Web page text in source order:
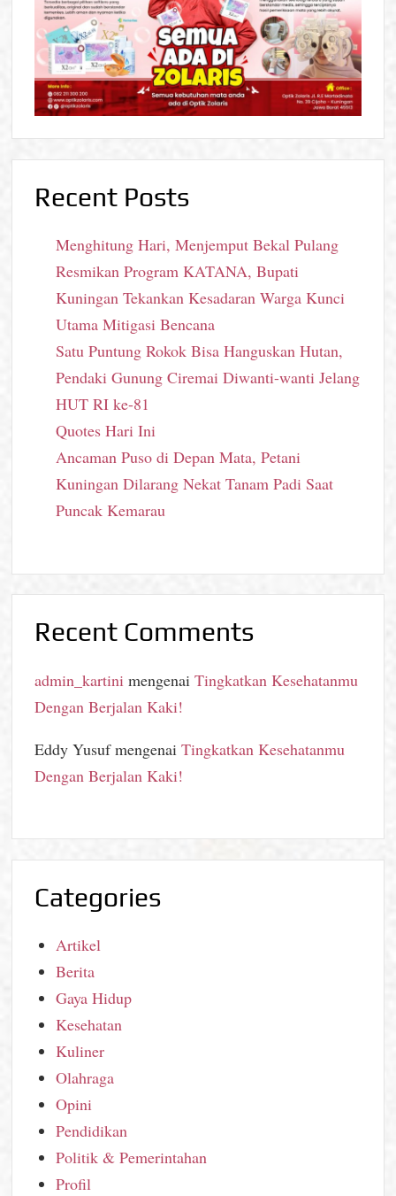
Recent Posts
Menghitung Hari, Menjemput Bekal Pulang
Resmikan Program KATANA, Bupati
Kuningan Tekankan Kesadaran Warga Kunci
Utama Mitigasi Bencana
Satu Puntung Rokok Bisa Hanguskan Hutan,
Pendaki Gunung Ciremai Diwanti-wanti Jelang
HUT RI ke-81
Quotes Hari Ini
Ancaman Puso di Depan Mata, Petani
Kuningan Dilarang Nekat Tanam Padi Saat
Puncak Kemarau
Recent Comments
admin_kartini mengenaiTingkatkan Kesehatanmu
Dengan Berjalan Kaki!
Eddy YusufmengenaiTingkatkan Kesehatanmu
Dengan Berjalan Kaki!
Categories
Artikel
Berita
Gaya Hidup
Kesehatan
Kuliner
Olahraga
Opini
Pendidikan
Politik & Pemerintahan
Profil